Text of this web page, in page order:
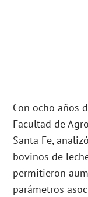
Con ocho años
Facultad de
Santa Fe,
bovinos de
permitieron
parámetros